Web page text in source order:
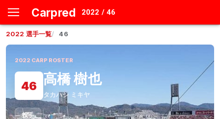
Carpred 2022 / 46
2022 選手一覧 46
2022 CARP ROSTER
46 高橋 樹也
タカハシ ミキヤ
投手